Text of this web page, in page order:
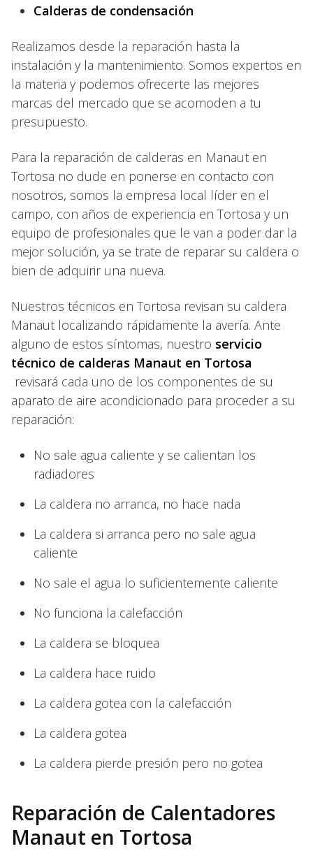
Calderas de condensación
Realizamos desde la reparación hasta la
instalación y la mantenimiento. Somos expertos en
la materia y podemos ofrecerte las mejores
marcas del mercado que se acomoden a tu
presupuesto.
Para la reparación de calderas en Manaut en
Tortosa no dude en ponerse en contacto con
nosotros, somos la empresa local líder en el
campo, con años de experiencia en Tortosa y un
equipo de profesionales que le van a poder dar la
mejor solución, ya se trate de reparar su caldera o
bien de adquirir una nueva.
Nuestros técnicos en Tortosa revisan su caldera
Manaut localizando rápidamente la avería. Ante
alguno de estos síntomas, nuestro servicio
técnico de calderas Manaut en Tortosa
revisará cada uno de los componentes de su
aparato de aire acondicionado para proceder a su
reparación:
No sale agua caliente y se calientan los
radiadores
La caldera no arranca, no hace nada
La caldera si arranca pero no sale agua
caliente
No sale el agua lo suficientemente caliente
No funciona la calefacción
La caldera se bloquea
La caldera hace ruido
La caldera gotea con la calefacción
La caldera gotea
La caldera pierde presión pero no gotea
Reparación de Calentadores
Manaut en Tortosa